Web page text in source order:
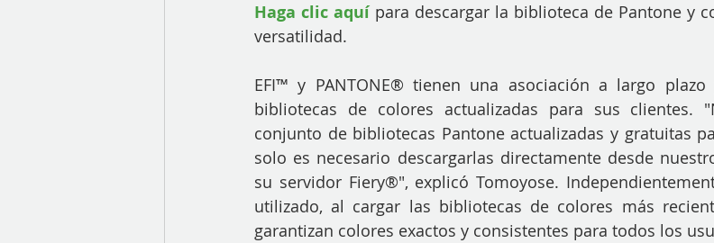
Haga clic aquí para descargar la biblioteca de Pantone y
versatilidad.
EFI™ y PANTONE® tienen una asociación a largo
bibliotecas de colores actualizadas para sus clientes.
conjunto de bibliotecas Pantone actualizadas y gratuitas
solo es necesario descargarlas directamente desde
su servidor Fiery®", explicó Tomoyose.
utilizado, al cargar las bibliotecas de colores más
garantizan colores exactos y consistentes para todos los